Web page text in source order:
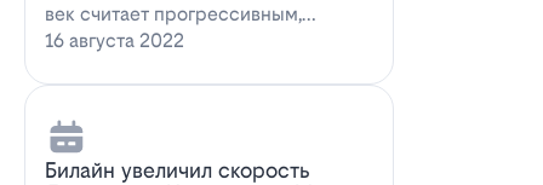
век считает прогрессивным,
большинство технологий доступны
16 августа 2022
Билайн увеличил скорость